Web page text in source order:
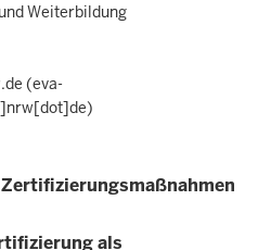
Weiterbildung
(eva-
als